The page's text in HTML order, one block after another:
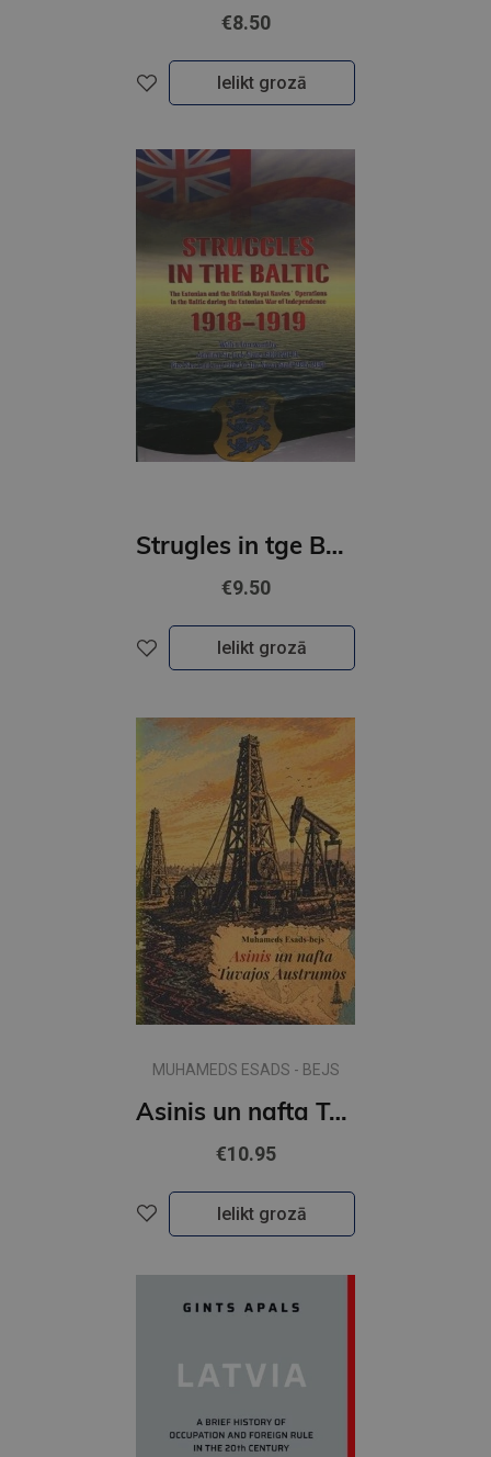
€8.50
Ielikt grozā
Strugles in tge Baltic 1918-1919
€9.50
Ielikt grozā
MUHAMEDS ESADS - BEJS
Asinis un nafta Tuvajos Austrumos
€10.95
Ielikt grozā